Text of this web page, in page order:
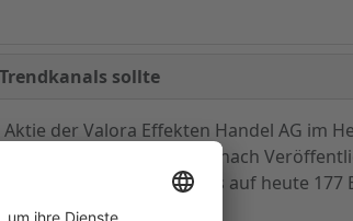
sollte
der Valora Effekten Handel AG im
hinter sich lassen. Erst nach
den Titel wieder bis auf heute 177